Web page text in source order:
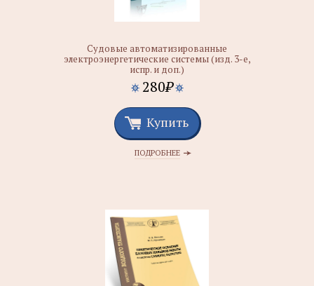
Судовые автоматизированные
электроэнергетические системы (изд. 3-е,
испр. и доп.)
280₽
Купить
ПОДРОБНЕЕ